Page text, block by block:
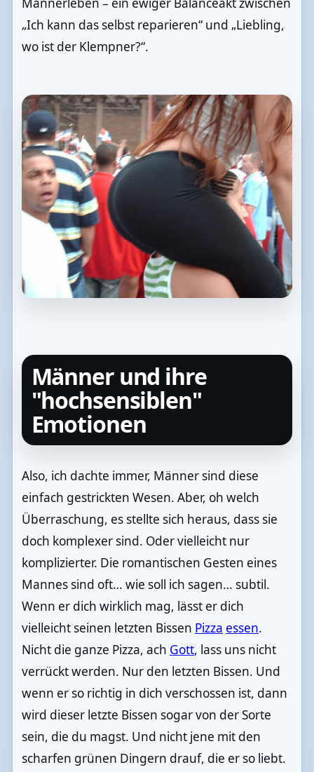
„Ich kann das selbst reparieren“ und „Liebling,
wo ist der Klempner?“.
Männer und ihre
"hochsensiblen"
Emotionen
Also, ich dachte immer, Männer sind diese
einfach gestrickten Wesen. Aber, oh welch
Überraschung, es stellte sich heraus, dass sie
doch komplexer sind. Oder vielleicht nur
komplizierter. Die romantischen Gesten eines
Mannes sind oft… wie soll ich sagen… subtil.
Wenn er dich wirklich mag, lässt er dich
vielleicht seinen letzten Bissen Pizza essen.
Nicht die ganze Pizza, ach Gott, lass uns nicht
verrückt werden. Nur den letzten Bissen. Und
wenn er so richtig in dich verschossen ist, dann
wird dieser letzte Bissen sogar von der Sorte
sein, die du magst. Und nicht jene mit den
scharfen grünen Dingern drauf, die er so liebt.